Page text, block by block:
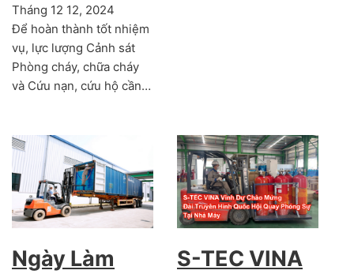
Tháng 12 12, 2024
Để hoàn thành tốt nhiệm
vụ, lực lượng Cảnh sát
Phòng cháy, chữa cháy
và Cứu nạn, cứu hộ cần…
Ngày Làm
S-TEC VINA